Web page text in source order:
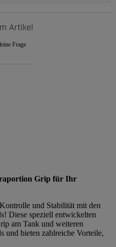
Artikel
Frage
Grip für Ihr
und Stabilität mit den
Diese speziell entwickelten
am Tank und weiteren
und bieten zahlreiche Vorteile,